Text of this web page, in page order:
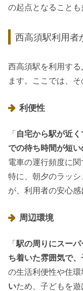
の起点となることも
西高須駅利用者
西高須駅を利用す
ます。ここでは、そ
利便性
「 自宅から駅が近
での待ち時間が短
電車の運行頻度に関
特に、朝夕のラッシ
が、利用者の安心感
周辺環境
「 駅の周りにスー
ち着いた雰囲気で
の生活利便性や住環
いため、子どもを